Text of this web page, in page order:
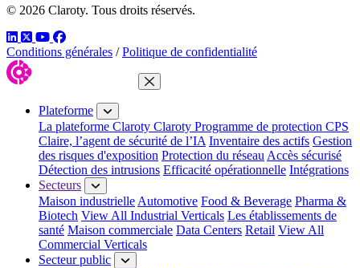
© 2026 Claroty. Tous droits réservés.
LinkedIn
TwitterYouTube
Facebook
Conditions générales / Politique de confidentialité
Fermer le menu
Plateforme
La plateforme Claroty Claroty Programme de protection CPS
Claire, l’agent de sécurité de l’IA Inventaire des actifs Gestion
des risques d'exposition Protection du réseau Accès sécurisé
Détection des intrusions Efficacité opérationnelle Intégrations
Secteurs
Maison industrielle Automotive Food & Beverage Pharma &
Biotech View All Industrial Verticals Les établissements de
santé Maison commerciale Data Centers Retail View All
Commercial Verticals
Secteur public